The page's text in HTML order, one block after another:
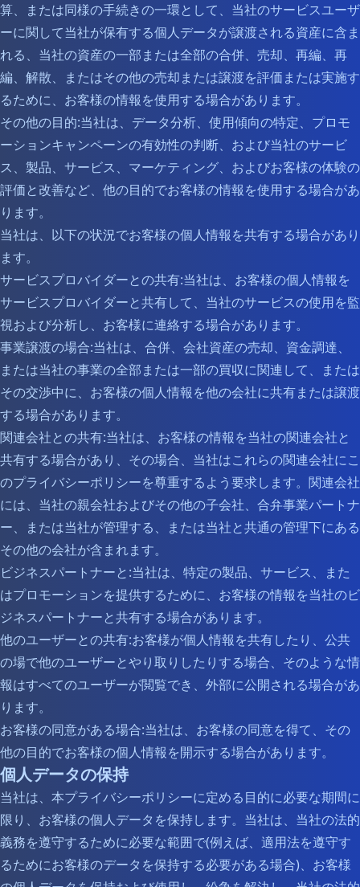
算、または同様の手続きの一環として、当社のサービスユーザ
ーに関して当社が保有する個人データが譲渡される資産に含ま
れる、当社の資産の一部または全部の合併、売却、再編、再
編、解散、またはその他の売却または譲渡を評価または実施す
るために、お客様の情報を使用する場合があります。
その他の目的:当社は、データ分析、使用傾向の特定、プロモ
ーションキャンペーンの有効性の判断、および当社のサービ
ス、製品、サービス、マーケティング、およびお客様の体験の
評価と改善など、他の目的でお客様の情報を使用する場合があ
ります。
当社は、以下の状況でお客様の個人情報を共有する場合があり
ます。
サービスプロバイダーとの共有:当社は、お客様の個人情報を
サービスプロバイダーと共有して、当社のサービスの使用を監
視および分析し、お客様に連絡する場合があります。
事業譲渡の場合:当社は、合併、会社資産の売却、資金調達、
または当社の事業の全部または一部の買収に関連して、または
その交渉中に、お客様の個人情報を他の会社に共有または譲渡
する場合があります。
関連会社との共有:当社は、お客様の情報を当社の関連会社と
共有する場合があり、その場合、当社はこれらの関連会社にこ
のプライバシーポリシーを尊重するよう要求します。関連会社
には、当社の親会社およびその他の子会社、合弁事業パートナ
ー、または当社が管理する、または当社と共通の管理下にある
その他の会社が含まれます。
ビジネスパートナーと:当社は、特定の製品、サービス、また
はプロモーションを提供するために、お客様の情報を当社のビ
ジネスパートナーと共有する場合があります。
他のユーザーとの共有:お客様が個人情報を共有したり、公共
の場で他のユーザーとやり取りしたりする場合、そのような情
報はすべてのユーザーが閲覧でき、外部に公開される場合があ
ります。
お客様の同意がある場合:当社は、お客様の同意を得て、その
他の目的でお客様の個人情報を開示する場合があります。
個人データの保持
当社は、本プライバシーポリシーに定める目的に必要な期間に
限り、お客様の個人データを保持します。当社は、当社の法的
義務を遵守するために必要な範囲で(例えば、適用法を遵守す
るためにお客様のデータを保持する必要がある場合)、お客様